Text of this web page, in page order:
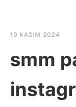
19 KASIM 2024
smm